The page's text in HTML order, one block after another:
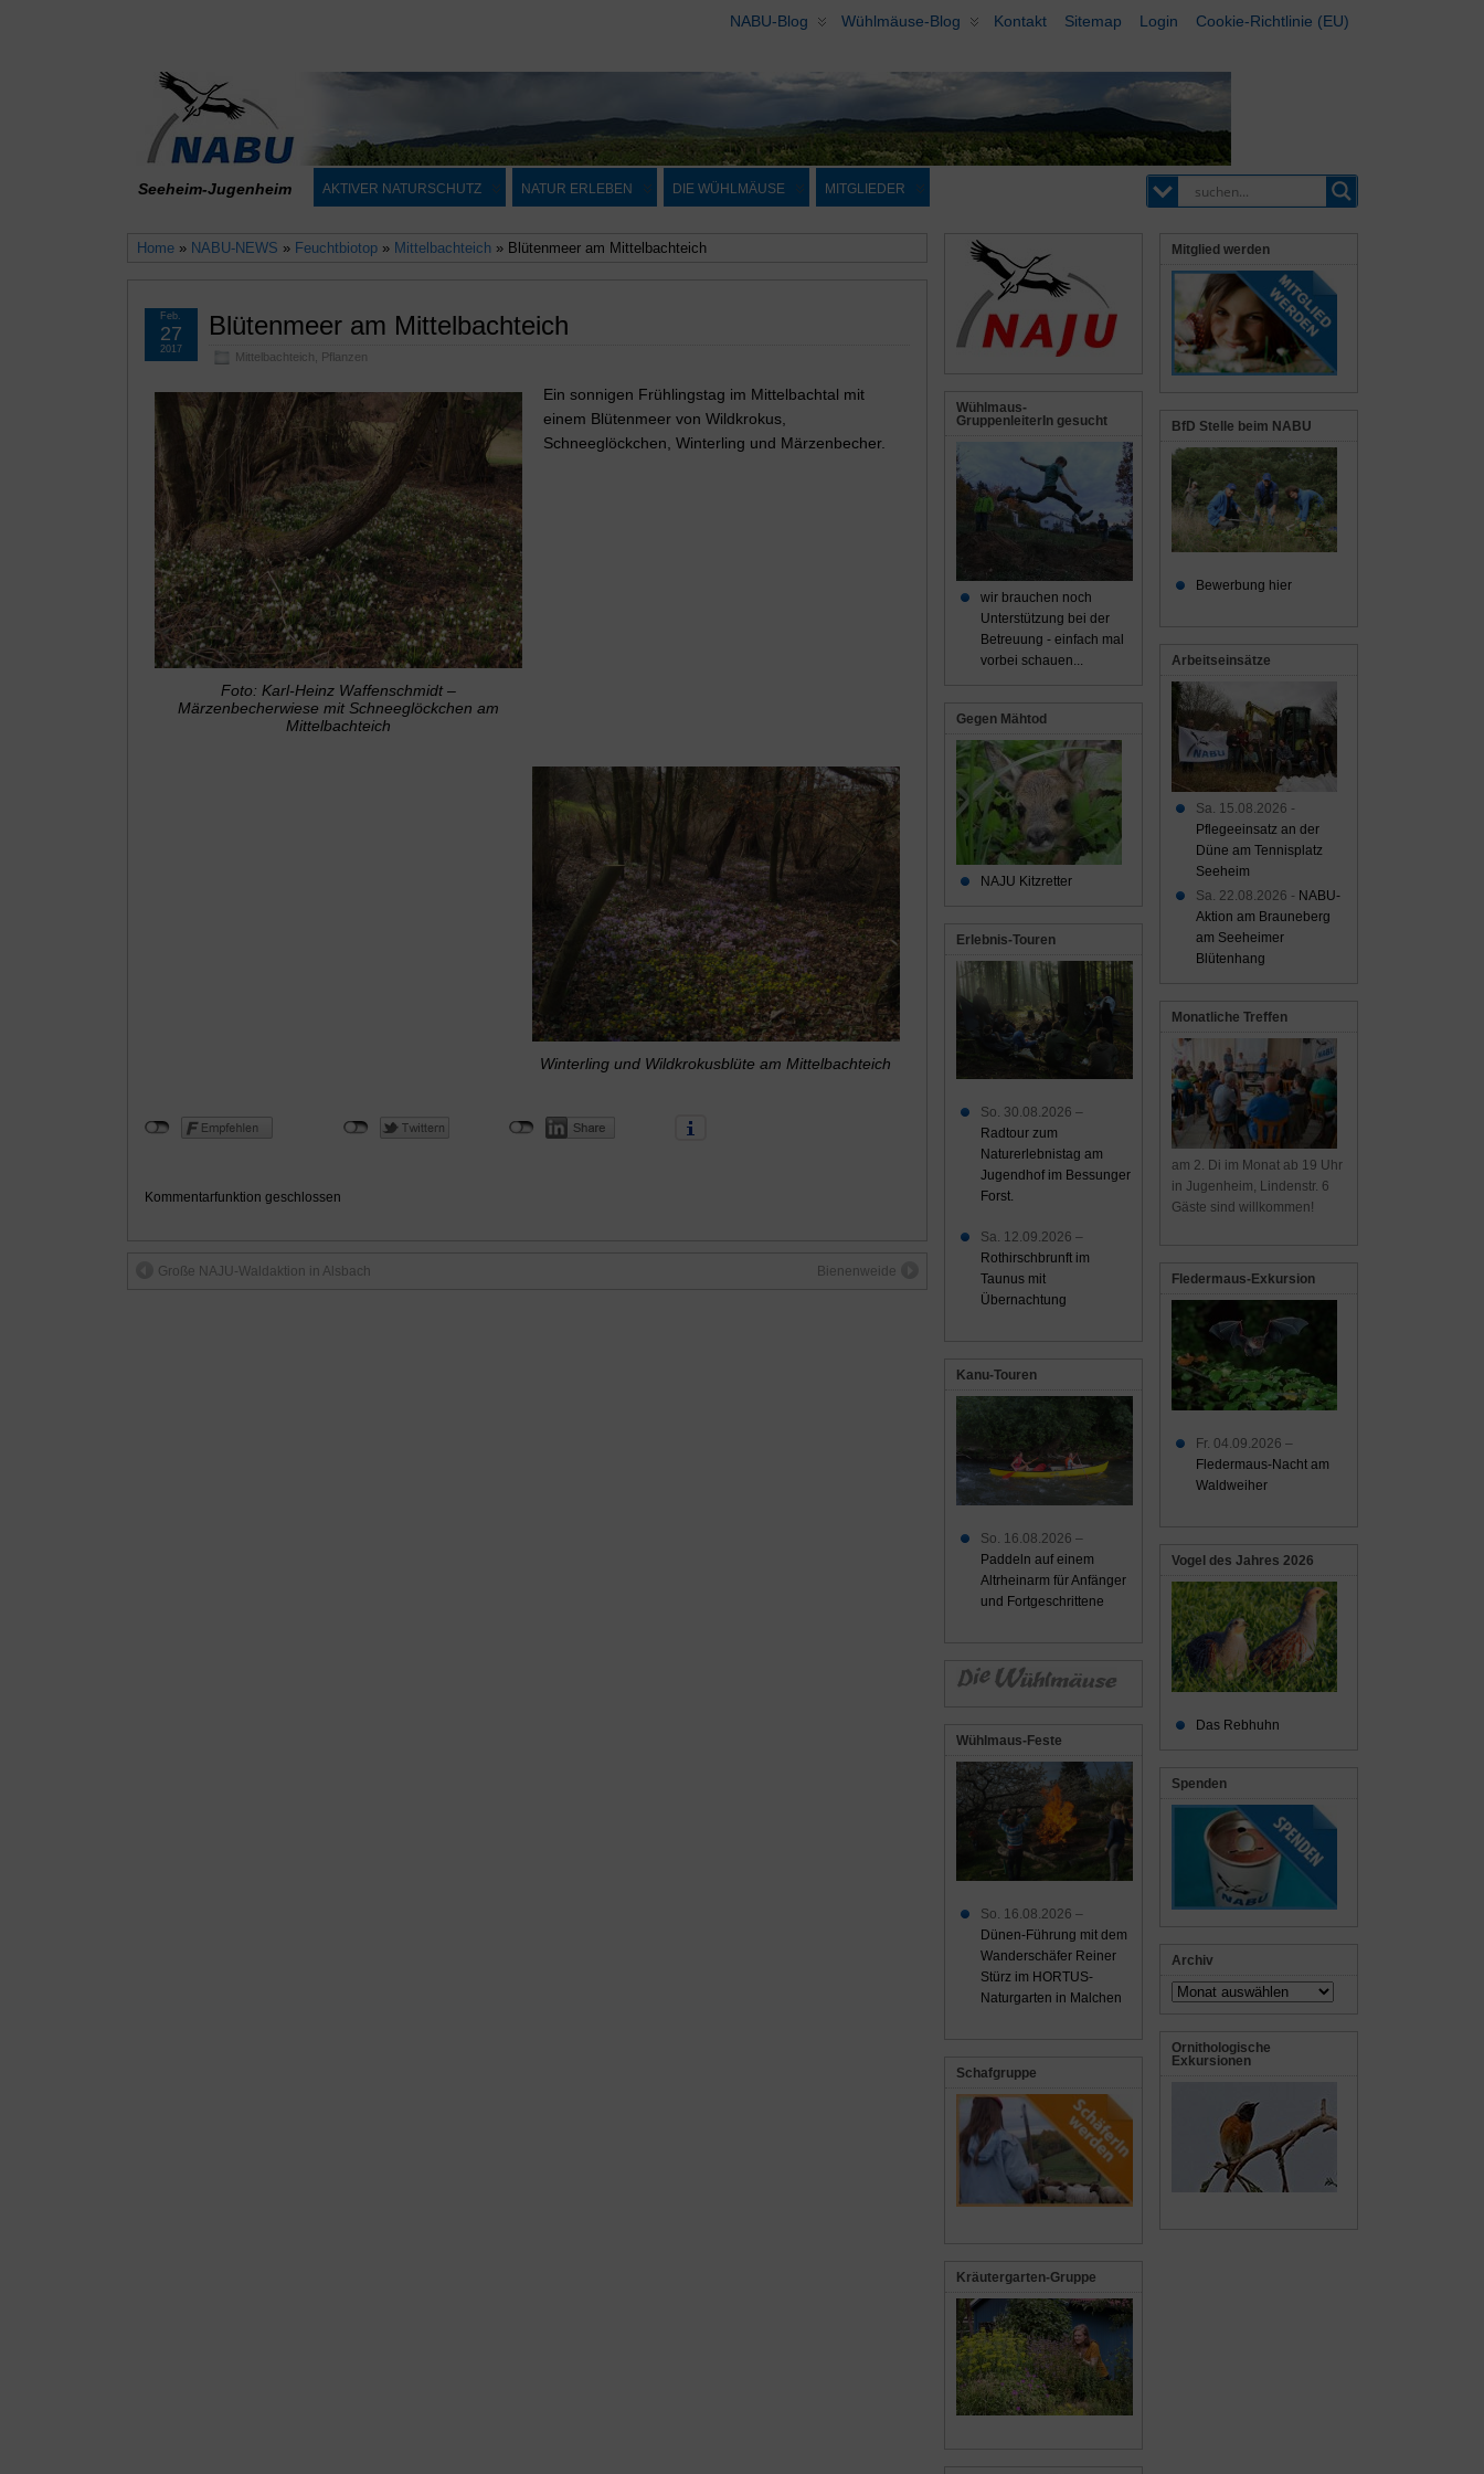
NABU-Blog Wühlmäuse-Blog Kontakt Sitemap Login Cookie-Richtlinie (EU)
Seeheim-Jugenheim AKTIVER NATURSCHUTZ NATUR ERLEBEN DIE WÜHLMÄUSE MITGLIEDER
Home» NABU-NEWS » Feuchtbiotop» Mittelbachteich» Blütenmeer am Mittelbachteich
Blütenmeer am Mittelbachteich
Mittelbachteich Pflanzen
Feb.
27
2017
Foto: Karl-Heinz Waffenschmidt –
Märzenbecherwiese mit Schneeglöckchen am
Mittelbachteich
Ein sonnigen Frühlingstag im Mittelbachtal mit
einem Blütenmeer von Wildkrokus,
Schneeglöckchen, Winterling und Märzenbecher.
Winterling und Wildkrokusblüte am Mittelbachteich
Kommentarfunktion geschlossen
Große NAJU-Waldaktion in Alsbach Bienenweide
Mitglied werden
BfD Stelle beim NABU
Bewerbung hier
Arbeitseinsätze
Sa. 15.08.2026 -
Pflegeeinsatz an der
Düne am Tennisplatz
Seeheim
Sa. 22.08.2026 - NABU-
Aktion am Brauneberg
am Seeheimer
Blütenhang
Monatliche Treffen
am 2. Di im Monat ab 19 Uhr
in Jugenheim, Lindenstr. 6
Gäste sind willkommen!
Fledermaus-Exkursion
Fr. 04.09.2026 –
Fledermaus-Nacht am
Waldweiher
Vogel des Jahres 2026
Das Rebhuhn
Spenden
Archiv
Archiv
Ornithologische
Exkursionen
Wühlmaus-
GruppenleiterIn gesucht
wir brauchen noch
Unterstützung bei der
Betreuung - einfach mal
vorbei schauen...
Gegen Mähtod
NAJU Kitzretter
Erlebnis-Touren
So. 30.08.2026 –
Radtour zum
Naturerlebnistag am
Jugendhof im Bessunger
Forst.
Sa. 12.09.2026 –
Rothirschbrunft im
Taunus mit
Übernachtung
Kanu-Touren
So. 16.08.2026 –
Paddeln auf einem
Altrheinarm für Anfänger
und Fortgeschrittene
Wühlmaus-Feste
So. 16.08.2026 –
Dünen-Führung mit dem
Wanderschäfer Reiner
Stürz im HORTUS-
Naturgarten in Malchen
Schafgruppe
Kräutergarten-Gruppe